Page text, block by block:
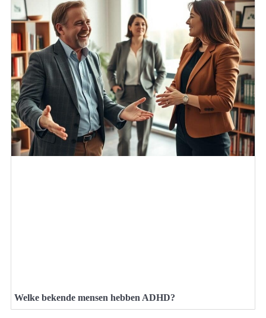
Welke bekende mensen hebben ADHD?